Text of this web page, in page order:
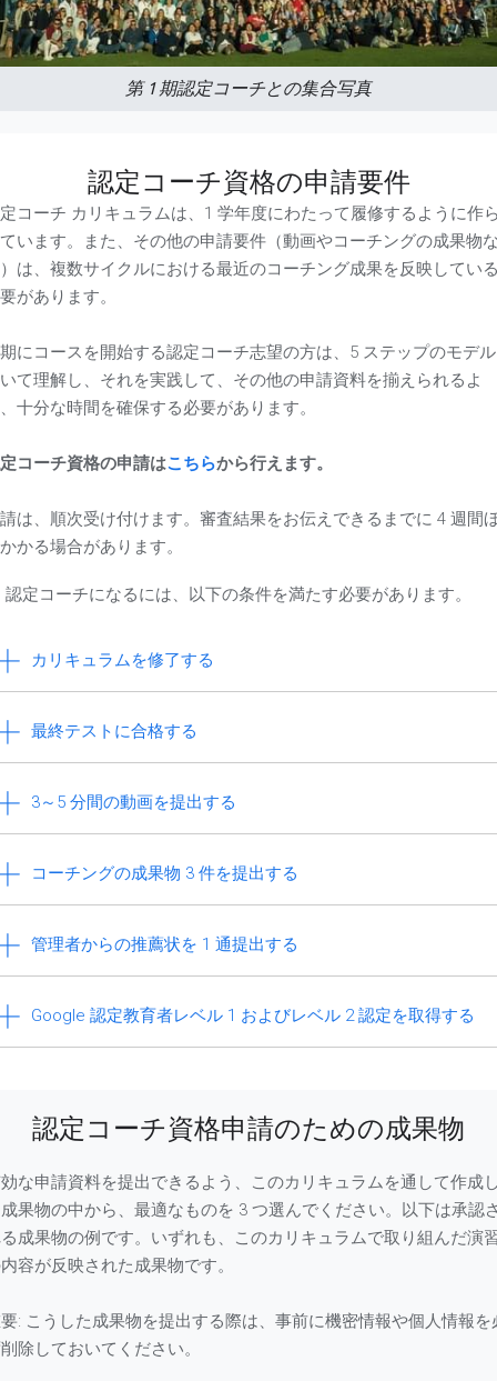
第 1 期認定コーチとの集合写真
認定コーチ資格の申請要件
コーチ カリキュラムは、1 学年度にわたって履修するように作
います。また、その他の申請要件（動画やコーチングの成果物
は、複数サイクルにおける最近のコーチング成果を反映してい
があります。
にコースを開始する認定コーチ志望の方は、5 ステップのモデ
て理解し、それを実践して、その他の申請資料を揃えられるよ
十分な時間を確保する必要があります。
コーチ資格の申請はこちらから行えます。
は、順次受け付けます。審査結果をお伝えできるまでに 4 週間
かる場合があります。
認定コーチになるには、以下の条件を満たす必要があります。
カリキュラムを修了する
最終テストに合格する
3～5 分間の動画を提出する
コーチングの成果物 3 件を提出する
管理者からの推薦状を 1 通提出する
Google 認定教育者レベル 1 およびレベル 2 認定を取得する
認定コーチ資格申請のための成果物
な申請資料を提出できるよう、このカリキュラムを通して作成
果物の中から、最適なものを 3 つ選んでください。以下は承認
成果物の例です。いずれも、このカリキュラムで取り組んだ演
容が反映された成果物です。
: こうした成果物を提出する際は、事前に機密情報や個人情報を
除しておいてください。